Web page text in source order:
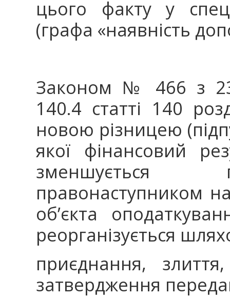
цього факту у
(графа «наявність
Законом № 466 з
140.4 статті 140
новою різницею
якої фінансовий
зменшується
правонаступником
об’єкта
реорганізується
приєднання,
затвердження